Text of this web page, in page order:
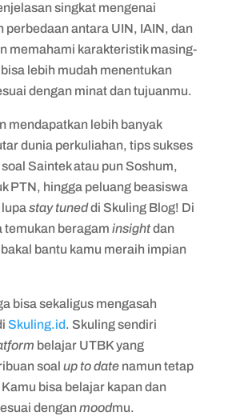
singkat mengenai
perbedaan antara UIN, IAIN, dan
memahami karakteristik masing-
lebih mudah menentukan
dengan minat dan tujuanmu.
mendapatkan lebih banyak
dunia perkuliahan, tips sukses
Saintek atau pun Soshum,
PTN, hingga peluang beasiswa
stay tuneddi Skuling Blog! Di
temukan beragam insightdan
bantu kamu meraih impian
bisa sekaligus mengasah
Skuling.id. Skuling sendiri
belajar UTBK yang
soal up to date namun tetap
bisa belajar kapan dan
denganmoodmu.